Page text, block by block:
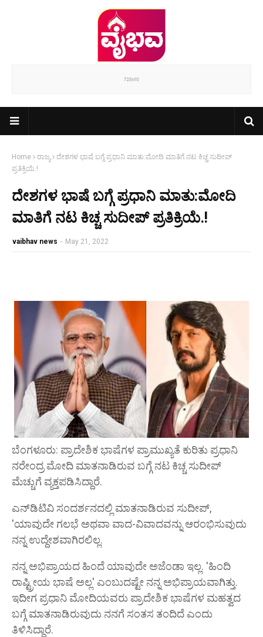
Home ರಾಜ್ಯ
ದೇಶಗಳ ಭಾಷೆ ಬಗ್ಗೆ ಪ್ರಧಾನಿ ಮಾತು:ಮೋದಿ ಮಾತಿಗೆ ನಟ ಕಿಚ್ಚ ಸುದೀಪ್
ಪ್ರತಿಕ್ರಿಯೆ.!
ದೇಶಗಳ ಭಾಷೆ ಬಗ್ಗೆ ಪ್ರಧಾನಿ ಮಾತು:ಮೋದಿ
ಮಾತಿಗೆ ನಟ ಕಿಚ್ಚ ಸುದೀಪ್ ಪ್ರತಿಕ್ರಿಯೆ.!
vaibhav news - May 21, 2022
ಬೆಂಗಳೂರು: ಪ್ರಾದೇಶಿಕ ಭಾಷೆಗಳ ಪ್ರಾಮುಖ್ಯತೆ ಕುರಿತು ಪ್ರಧಾನಿ
ನರೇಂದ್ರ ಮೋದಿ ಮಾತನಾಡಿರುವ ಬಗ್ಗೆ ನಟ ಕಿಚ್ಚ ಸುದೀಪ್
ಮೆಚ್ಚುಗೆ ವ್ಯಕ್ತಪಡಿಸಿದ್ದಾರೆ.
ಎನ್‌ಡಿಟಿವಿ ಸಂದರ್ಶನದಲ್ಲಿ ಮಾತನಾಡಿರುವ ಸುದೀಪ್,
'ಯಾವುದೇ ಗಲಭೆ ಅಥವಾ ವಾದ-ವಿವಾದವನ್ನು ಆರಂಭಿಸುವುದು
ನನ್ನ ಉದ್ದೇಶವಾಗಿರಲಿಲ್ಲ.
ನನ್ನ ಅಭಿಪ್ರಾಯದ ಹಿಂದೆ ಯಾವುದೇ ಅಜೆಂಡಾ ಇಲ್ಲ. 'ಹಿಂದಿ
ರಾಷ್ಟ್ರೀಯ ಭಾಷೆ ಅಲ್ಲ' ಎಂಬುದಷ್ಟೇ ನನ್ನ ಅಭಿಪ್ರಾಯವಾಗಿತ್ತು.
ಇದೀಗ ಪ್ರಧಾನಿ ಮೋದಿಯವರು ಪ್ರಾದೇಶಿಕ ಭಾಷೆಗಳ ಮಹತ್ವದ
ಬಗ್ಗೆ ಮಾತನಾಡಿರುವುದು ನನಗೆ ಸಂತಸ ತಂದಿದೆ ಎಂದು
ತಿಳಿಸಿದ್ದಾರೆ.